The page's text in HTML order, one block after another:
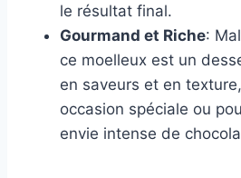
le résultat final.
Gourmand et Riche:
ce moelleux est un
en saveurs et en
occasion spéciale ou
envie intense de